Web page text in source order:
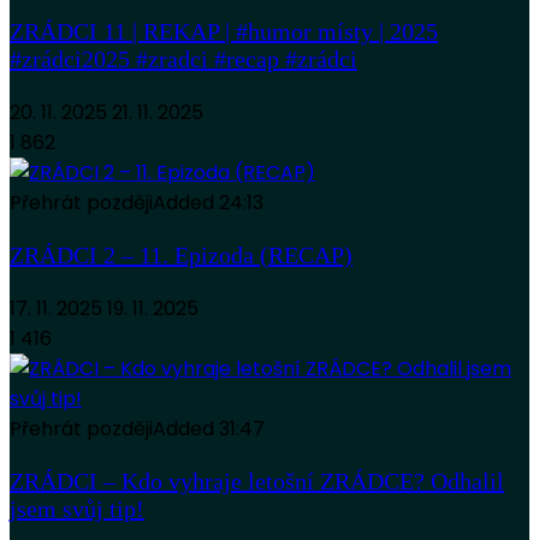
ZRÁDCI 11 | REKAP | #humor místy | 2025
#zrádci2025 #zradci #recap #zrádci
20. 11. 2025 21. 11. 2025
1 862
Přehrát pozdějiAdded 24:13
ZRÁDCI 2 – 11. Epizoda (RECAP)
17. 11. 2025 19. 11. 2025
1 416
Přehrát pozdějiAdded 31:47
ZRÁDCI – Kdo vyhraje letošní ZRÁDCE? Odhalil
jsem svůj tip!